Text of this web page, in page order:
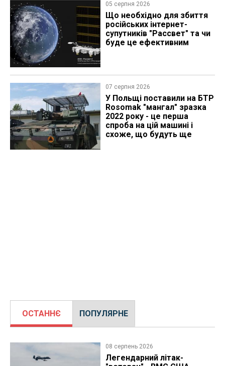
05 серпня 2026
Що необхідно для збиття
російських інтернет-
супутників "Рассвет" та чи
буде це ефективним
07 серпня 2026
У Польщі поставили на БТР
Rosomak "мангал" зразка
2022 року - це перша
спроба на цій машині і
схоже, що будуть ще
ОСТАННЄ ПОПУЛЯРНЕ
08 серпень 2026
Легендарний літак-